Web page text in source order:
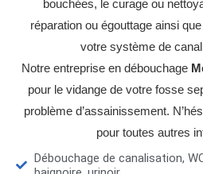
bouchées, le curage ou
réparation ou égouttage ainsi
votre système de
Notre entreprise en débouchage
pour le vidange de votre fosse
problème d’assainissement.
pour toutes autres
Débouchage de canalisation,